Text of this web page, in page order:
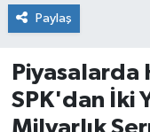
Paylaş
Piyasalarda
SPK'dan İki
Erdek
Gönen